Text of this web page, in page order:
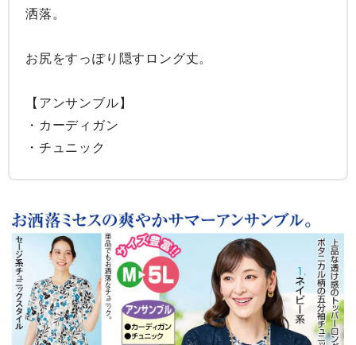
洒落。
お尻をすっぽり隠すロング丈。
【アンサンブル】
・カーディガン
・チュニック